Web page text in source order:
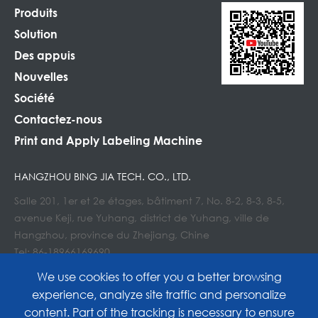
Produits
Solution
Des appuis
Nouvelles
Société
Contactez-nous
Print and Apply Labeling Machine
HANGZHOU BING JIA TECH. CO., LTD.
Salle 201, 1er et 2e étages, bâtiment 7, No. 8-2, 8-3, 8-5,
avenue Keji, rue Yuhang, district de Yuhang, ville de
Hangzhou, province du Zhejiang, Chine
Tel: 86-18966169690
We use cookies to offer you a better browsing
experience, analyze site traffic and personalize
content. Part of the tracking is necessary to ensure